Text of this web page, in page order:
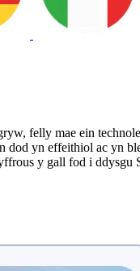
felly mae ein
dod yn effeithiol ac yn
y gall fod i